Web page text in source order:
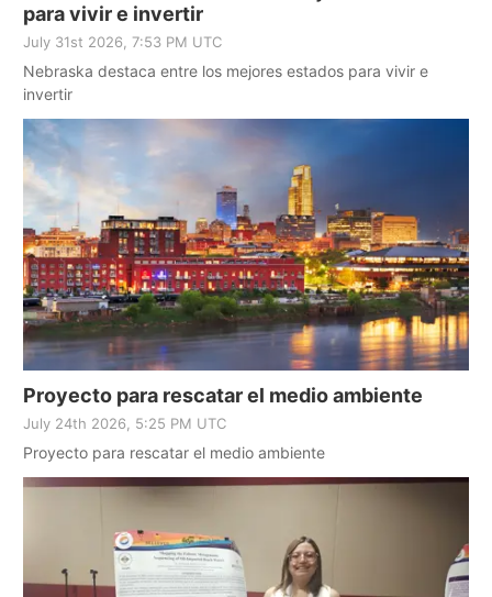
para vivir e invertir
July 31st 2026, 7:53 PM UTC
Nebraska destaca entre los mejores estados para vivir e
invertir
Proyecto para rescatar el medio ambiente
July 24th 2026, 5:25 PM UTC
Proyecto para rescatar el medio ambiente